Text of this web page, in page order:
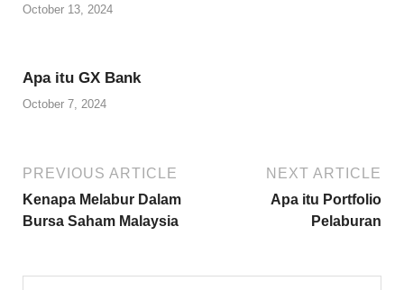
October 13, 2024
Apa itu GX Bank
October 7, 2024
PREVIOUS ARTICLE
Kenapa Melabur Dalam
Bursa Saham Malaysia
NEXT ARTICLE
Apa itu Portfolio
Pelaburan